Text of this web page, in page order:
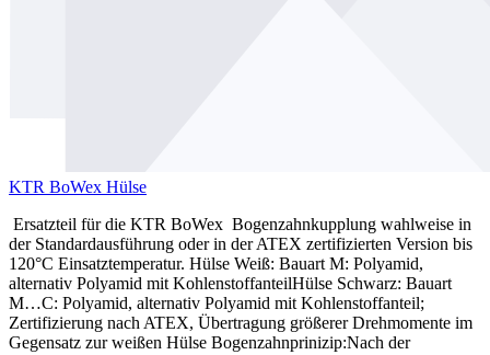
KTR BoWex Hülse
Ersatzteil für die KTR BoWex Bogenzahnkupplung wahlweise in
der Standardausführung oder in der ATEX zertifizierten Version bis
120°C Einsatztemperatur. Hülse Weiß: Bauart M: Polyamid,
alternativ Polyamid mit KohlenstoffanteilHülse Schwarz: Bauart
M…C: Polyamid, alternativ Polyamid mit Kohlenstoffanteil;
Zertifizierung nach ATEX, Übertragung größerer Drehmomente im
Gegensatz zur weißen Hülse Bogenzahnprinizip:Nach der